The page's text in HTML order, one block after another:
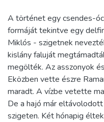
A történet egy csendes-
formáját tekintve egy
Miklós - szigetnek
kislány faluját
megölték. Az asszonyok
Eközben vette észre
maradt. A vízbe vetette
De a hajó már
szigeten. Két hónapig